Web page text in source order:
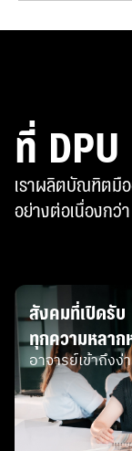
ไม่ใช้ GatPat ใช้
ศึกษาเพิ่มเติม เ
ทำงานในสายงา
ตัวอย่างคำถาม (
3.วุฒิการศึกษา (
เปิดเทอม)
ไม่ใช้ GatPat ใช้เ
เกรดขั้นต่ำ
4.สำ
ศึกษาเพิ่มเติม เช่
ทำงานในสายงาน
2 แต่งกายชุดนัก
3 มีทุนการศึกษา/
สมัครและมอบตั
40,000 บาท พร้
4 คุณสมบัติผู้สมัคร
ม.6 / กศน / ปวช
"ภาคพิเศษ (มีข้อใ
จบปวส. หรือ
จบหลักสูตรผู้ช่
ทำงานในคลินิ
ทำงานใน
Advisor,
ทำงานในโรง
และต่างประเทศ
เป็นเจ้าของกิ
กิจการ Health
Anti-aging
ที่ DPU
เราผลิตบัณฑิตมื
อย่างต่อเนื่องกว่
สังคมที่เปิดรับ
ทุกความหลาก
อาจารย์เข้าถึง